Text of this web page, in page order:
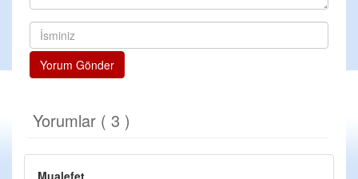
Yorum Gönder
Yorumlar ( 3 )